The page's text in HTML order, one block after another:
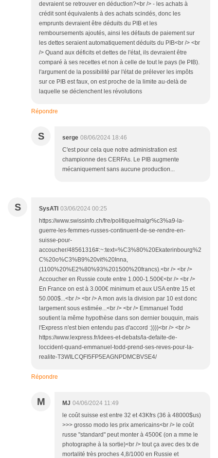
devraient se retrouver en déduction?<br /> - les achats à
crédit sont équivalents à des achats scindés, donc les
emprunts devraient être déduits du PIB et les
remboursements ajoutés, ainsi les défauts de paiement sur
les dettes seraient automatiquement déduits du PIB<br /> <br
/> Quand aux déficits et dettes de l'état, ils devraient être
comparé à ses recettes et non à celle de tout le pays (le PIB).
l'argument de la possibilité par l'état de prélever les impôts
sur ce PIB est faux, on est proche de la limite au-delà de
laquelle se déclenchent les révolutions
Répondre
S serge 08/06/2024 18:46
C'est pour cela que notre administration est
championne des CERFAs. Le PIB augmente
mécaniquement sans aucune production...
S SysATI 03/06/2024 00:25
https://www.swissinfo.ch/fre/politique/malgr%c3%a9-la-
guerre-les-femmes-russes-continuent-de-se-rendre-en-
suisse-pour-
accoucher/48561316#:~:text=%C3%80%20Ekaterinbourg%2
C%20o%C3%B9%20vit%20Inna,
(1100%20%E2%80%93%201500%20francs).<br /> <br />
Accoucher en Russie coute entre 1.000-1.500€<br /> <br />
En France on est à 3.000€ minimum et aux USA entre 15 et
50.000$...<br /> <br /> A mon avis la division par 10 est donc
largement sous estimée...<br /> <br /> Emmanuel Todd
soutient la même hypothèse dans son dernier bouquin, mais
l'Express n'est bien entendu pas d'accord :))))<br /> <br />
https://www.lexpress.fr/idees-et-debats/la-defaite-de-
loccident-quand-emmanuel-todd-prend-ses-reves-pour-la-
realite-T3WILCQFI5FP5EAGNPDMCBVSE4/
Répondre
M MJ 04/06/2024 11:49
le coût suisse est entre 32 et 43Kfrs (36 à 48000$us)
>>> grosso modo les prix americains<br /> le coût
russe "standard" peut monter à 4500€ (on a mme le
photographe à la sortie)<br /> tout ça avec des tx de
mortalité très proches 4,8/1000 en Russie et